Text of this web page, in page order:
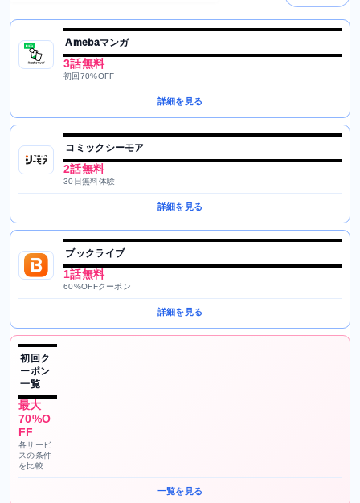
Amebaマンガ
3話無料
初回70%OFF
詳細を見る
コミックシーモア
2話無料
30日無料体験
詳細を見る
ブックライブ
1話無料
60%OFFクーポン
詳細を見る
初回ク
ーポン
一覧
最大
70%O
FF
各サービ
スの条件
を比較
一覧を見る